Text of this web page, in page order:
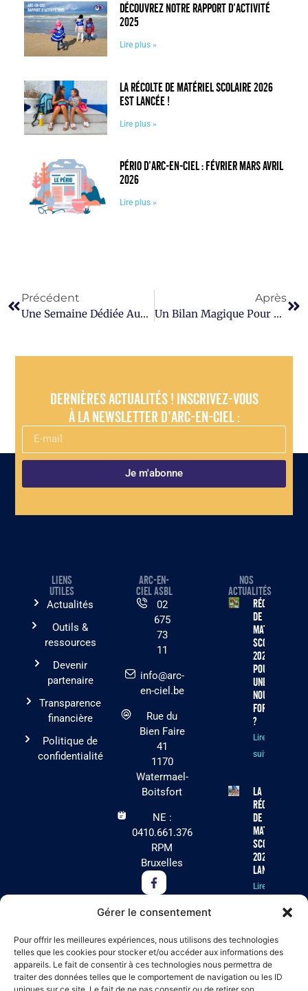
Gérer le consentement
Pour offrir les meilleures expériences, nous utilisons des technologies
telles que les cookies pour stocker et/ou accéder aux informations des
appareils. Le fait de consentir à ces technologies nous permettra de
traiter des données telles que le comportement de navigation ou les ID
Découvrez notre rapport d’activité
2025
Lire plus »
La récolte de matériel scolaire 2026
est lancée !
Lire plus »
Pério d’Arc-en-Ciel : février mars avril
2026
Lire plus »
Précédent
Une Semaine Dédiée Aux Droits De L’enfant
Après
Un Bilan Magique Pour La Récolte De Jouets 2024 !
Dernières actualités ! Inscrivez-vous
à la newsletter d’Arc-en-Ciel :
Je m'abonne
LIENS
UTILES
Actualités
Outils &
ressources
Devenir
partenaire
Transparence
financière
Politique de
confidentialité
ARC-EN-
CIEL ASBL
02
675
73
11
info@arc-
en-ciel.be
Rue du
Bien Faire
41
1170
Watermael-
Boitsfort
NE :
0410.661.376
RPM
Bruxelles
NOS
ACTUALITÉS
Récolte
de
matériel
scolaire
2026 :
pourquoi
une
nouvelle
formule
?
Lire la
suite »
La
récolte
de
matériel
scolaire
2026 est
lancée !
Lire la
Cet été, Arc-
en-Ciel
recherche
des